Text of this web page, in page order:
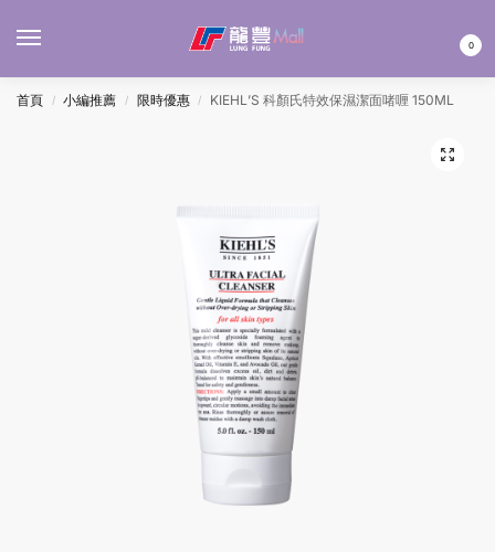
0
首頁 / 小編推薦 / 限時優惠 / KIEHL’S 科顏氏特效保濕潔面啫喱 150ML